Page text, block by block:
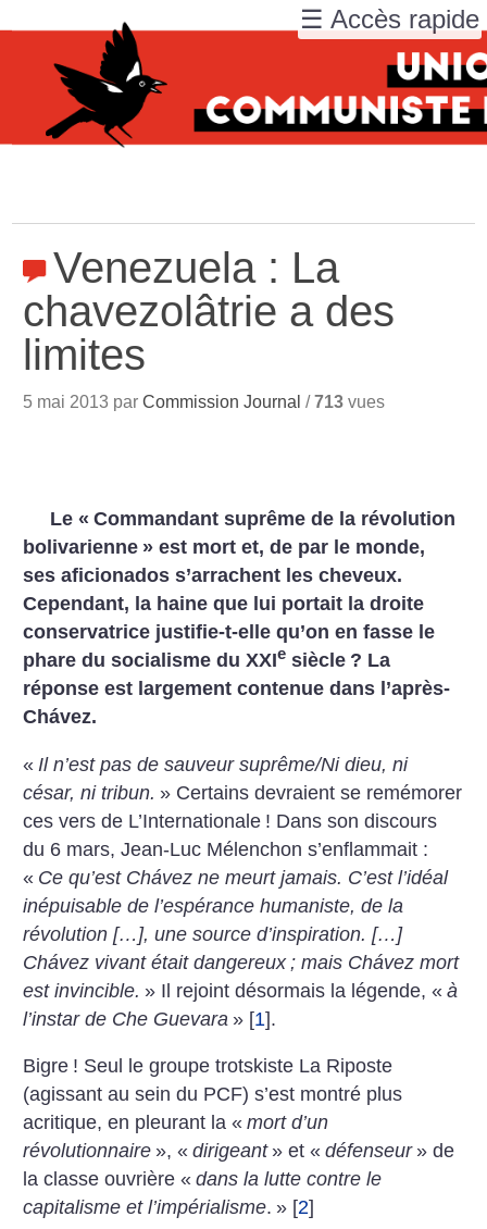
Venezuela : La
chavezolâtrie a des
limites
5 mai 2013 parCommission Journal /713 vues
Le « Commandant suprême de la révolution
bolivarienne » est mort et, de par le monde,
ses aficionados s’arrachent les cheveux.
Cependant, la haine que lui portait la droite
conservatrice justifie-t-elle qu’on en fasse le
phare du socialisme du XXIe siècle ? La
réponse est largement contenue dans l’après-
Chávez.
« Il n’est pas de sauveur suprême/Ni dieu, ni
césar, ni tribun. » Certains devraient se remémorer
ces vers de L’Internationale ! Dans son discours
du 6 mars, Jean-Luc Mélenchon s’enflammait :
« Ce qu’est Chávez ne meurt jamais. C’est l’idéal
inépuisable de l’espérance humaniste, de la
révolution […], une source d’inspiration. […]
Chávez vivant était dangereux ; mais Chávez mort
est invincible. » Il rejoint désormais la légende, « à
l’instar de Che Guevara » [1].
Bigre ! Seul le groupe trotskiste La Riposte
(agissant au sein du PCF) s’est montré plus
acritique, en pleurant la « mort d’un
révolutionnaire », « dirigeant » et « défenseur » de
la classe ouvrière « dans la lutte contre le
capitalisme et l’impérialisme. » [2]
☰ Accès rapide